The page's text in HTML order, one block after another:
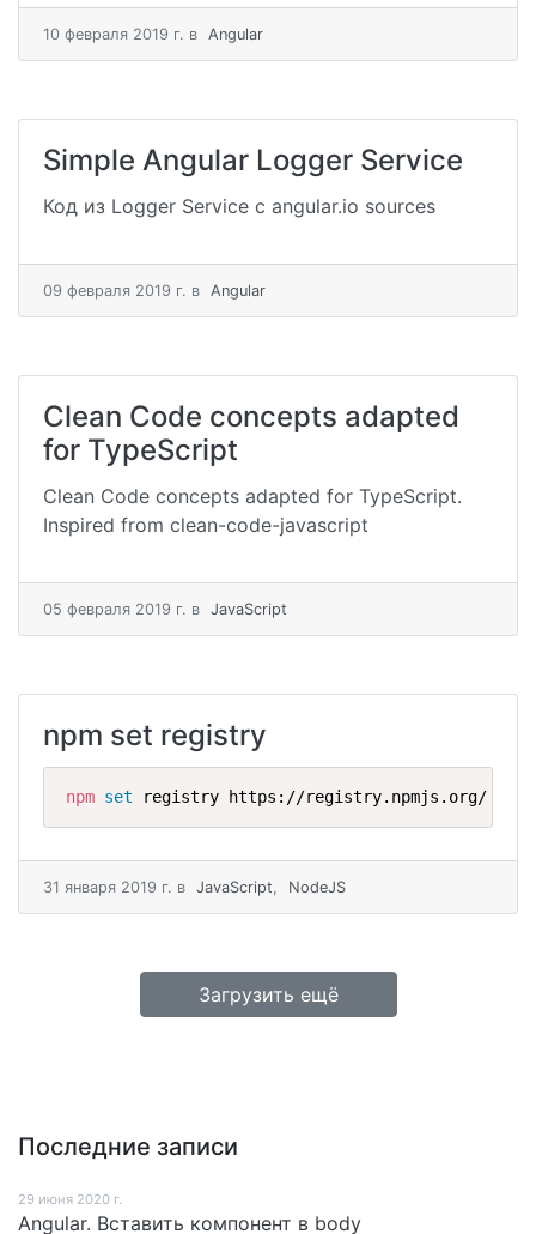
Последние записи
29 июня 2020 г.
Angular. Вставить компонент в body
10 февраля 2019 г. в Angular
Simple Angular Logger Service
Код из Logger Service с angular.io sources
09 февраля 2019 г. в Angular
Clean Code concepts adapted
for TypeScript
Clean Code concepts adapted for TypeScript.
Inspired from clean-code-javascript
05 февраля 2019 г. в JavaScript
npm set registry
npm set registry https://registry.npmjs.org/
31 января 2019 г. в JavaScript, NodeJS
Загрузить ещё